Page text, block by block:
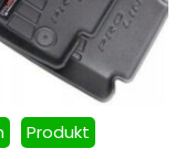
Produkt